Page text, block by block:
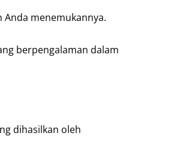
menemukannya.
berpengalaman dalam
dihasilkan oleh